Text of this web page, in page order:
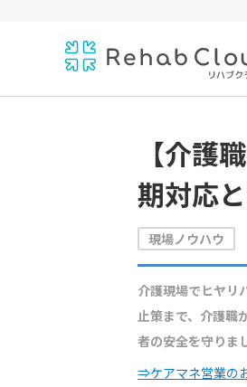
【介護
期対応
現場ノウハウ
介護現場でヒヤリ
止策まで、介護職
者の安全を守りま
⇒ケアマネ営業の